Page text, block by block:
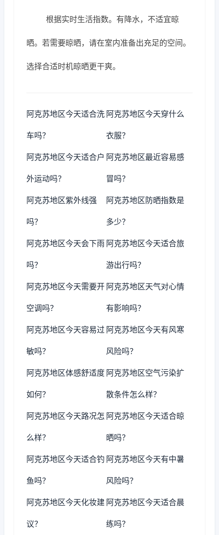
根据实时生活指数。有降水，不适宜晾
晒。若需要晾晒，请在室内准备出充足的空间。
选择合适时机晾晒更干爽。
阿克苏地区今天适合洗
车吗？
阿克苏地区今天穿什么
衣服？
阿克苏地区今天适合户
外运动吗？
阿克苏地区最近容易感
冒吗？
阿克苏地区紫外线强
吗？
阿克苏地区防晒指数是
多少？
阿克苏地区今天会下雨
吗？
阿克苏地区今天适合旅
游出行吗？
阿克苏地区今天需要开
空调吗？
阿克苏地区天气对心情
有影响吗？
阿克苏地区今天容易过
敏吗？
阿克苏地区今天有风寒
风险吗？
阿克苏地区体感舒适度
如何？
阿克苏地区空气污染扩
散条件怎么样？
阿克苏地区今天路况怎
么样？
阿克苏地区今天适合晾
晒吗？
阿克苏地区今天适合钓
鱼吗？
阿克苏地区今天有中暑
风险吗？
阿克苏地区今天化妆建
议？
阿克苏地区今天适合晨
练吗？